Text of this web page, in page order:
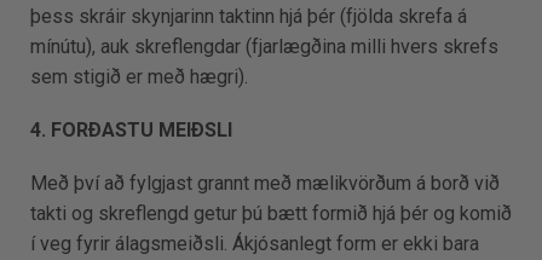
þess skráir skynjarinn taktinn hjá þér (fjölda skrefa á
mínútu), auk skreflengdar (fjarlægðina milli hvers skrefs
sem stigið er með hægri).
4. FORÐASTU MEIÐSLI
Með því að fylgjast grannt með mælikvörðum á borð við
takti og skreflengd getur þú bætt formið hjá þér og komið
í veg fyrir álagsmeiðsli. Ákjósanlegt form er ekki bara